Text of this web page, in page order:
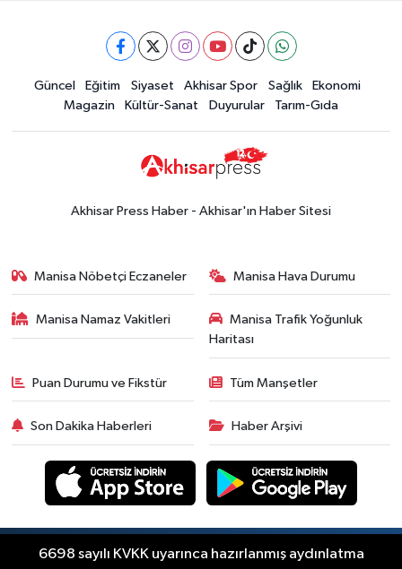
yaşadı
19:00Kadın ve Çocuk Giyimde Yeni
Dönem: Minik Terzi’den Anne-
Çocuk Stilini Tamamlayan
Koleksiyonlar
Güncel
18:57Akhisar'da Atatürk
Duyurular
ilgilendiriyor! Cuma günü elektrik
kesintisi uygulanacak
Alhatoğlu'ndan
Akhisargücü'ne sponsorluk desteği
devam ediyor
Ekonomi
14:54Manisalı iş insanlarından
Kazakistan atağı
Güncel Eğitim Siyaset Akhisar Spor Sağlık
Ekonomi
Magazin
Kültür-Sanat Duyurular Tarım-Gıda
Akhisar Press Haber - Akhisar'ın Haber Sitesi
Manisa Nöbetçi Eczaneler Manisa Hava Durumu
Manisa Namaz Vakitleri
Manisa Trafik Yoğunluk
Haritası
Puan Durumu ve Fikstür Tüm Manşetler
Son Dakika Haberleri Haber Arşivi
RSS
Copyright © Akhisar Press Haber 2012-2026 Her
6698 sayılı KVKK uyarınca hazırlanmış aydınlatma